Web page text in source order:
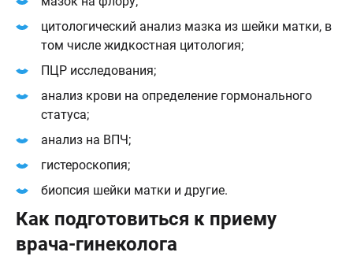
цитологический анализ мазка из шейки матки, в
том числе жидкостная цитология;
ПЦР исследования;
анализ крови на определение гормонального
статуса;
анализ на ВПЧ;
гистероскопия;
биопсия шейки матки и другие.
Как подготовиться к приему
врача-гинеколога